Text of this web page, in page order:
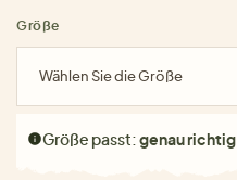
Größe
Wählen Sie die Größe
Größe passt:genau richtig